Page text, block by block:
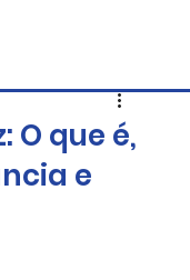
O que é,
e